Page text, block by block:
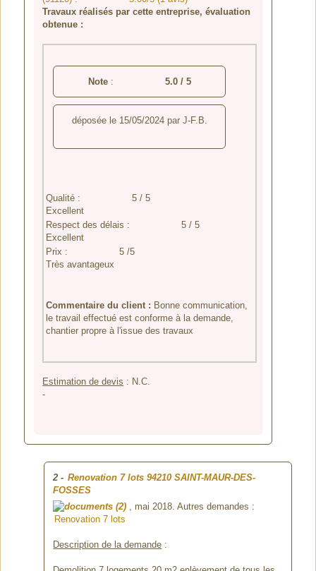
Travaux réalisés par cette entreprise, évaluation
obtenue :
Note: 5.0/ 5
déposée le 15/05/2024par J-F.B.
Qualité :
5 / 5
Excellent
Respect des délais :
5 / 5
Excellent
Prix :
5 /5
Très avantageux
Commentaire du client : Bonne communication,
le travail effectué est conforme à la demande,
chantier propre à l'issue des travaux
Estimation de devis : N.C.
-
2 - Renovation 7 lots94210 SAINT-MAUR-DES-
FOSSES
(2) , mai 2018. Autres demandes :
Renovation 7 lots
Description de la demande :